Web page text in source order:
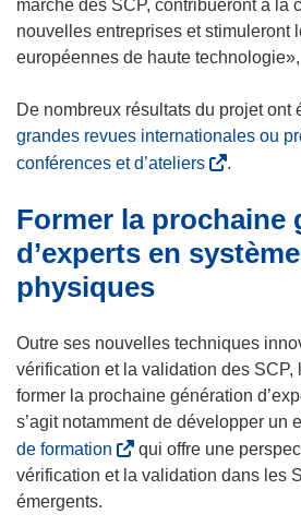
n
ê
r
e
)
marché des SCP, contribueront à la
nouvelles entreprises et stimuleront
européennes de haute
De nombreux résultats du projet ont
grandes revues internationales ou
conférences et d’ateliers(
’
u
e
d
a
n
s
u
.
Former la prochaine
d’experts en
physiques
Outre ses nouvelles techniques
vérification et la validation des SCP,
former la prochaine génération
s’agit notamment de développer un
de formation
s
qui offre une
vérification et la validation dans les
émergents.